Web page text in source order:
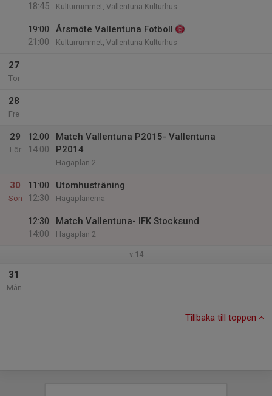
18:45
Kulturrummet, Vallentuna Kulturhus
19:00
21:00
Årsmöte Vallentuna Fotboll
Kulturrummet, Vallentuna Kulturhus
27
Tor
28
Fre
29
Lör
12:00
14:00
Match Vallentuna P2015- Vallentuna
P2014
Hagaplan 2
30
Sön
11:00
12:30
Utomhusträning
Hagaplanerna
12:30
14:00
Match Vallentuna- IFK Stocksund
Hagaplan 2
v.14
31
Mån
Tillbaka till toppen